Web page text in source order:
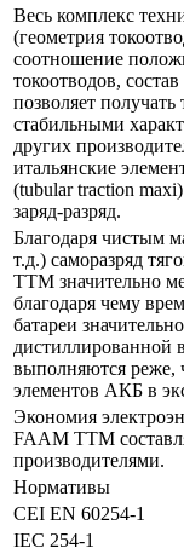
Весь комплекс
(геометрия
соотношение
токоотводов,
позволяет
стабильными
других
итальянские
(tubular traction
заряд-разряд.
Благодаря чистым
т.д.) саморазряд
TTM значительно
благодаря чему
батареи
дистиллированной
выполняются реже,
элементов АКБ в
Экономия
FAAM TTM
производителями.
Нормативы
CEI EN 60254-1
IEC 254-1